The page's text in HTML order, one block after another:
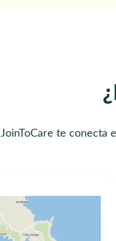
JoinToCare te conecta